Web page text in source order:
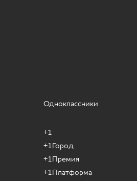
Одноклассники
+1
+1Город
+1Премия
+1Платформа